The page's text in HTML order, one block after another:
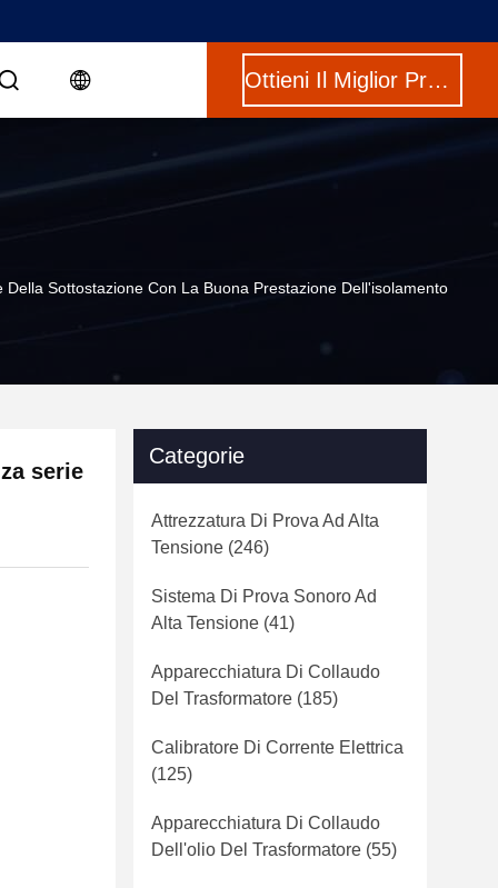
Ottieni Il Miglior Prezzo
Sottostazione Con La Buona Prestazione Dell'isolamento
serie
Categorie
Attrezzatura Di Prova Ad Alta
Tensione (246)
Sistema Di Prova Sonoro Ad
Alta Tensione (41)
Apparecchiatura Di Collaudo
Del Trasformatore (185)
Calibratore Di Corrente Elettrica
(125)
Apparecchiatura Di Collaudo
Dell'olio Del Trasformatore (55)